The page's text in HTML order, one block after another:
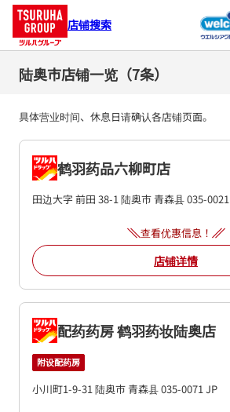
店铺搜索
陆奥市店铺一览（7条）
具体营业时间、休息日请确认各店铺页面。
鹤羽药品六柳町店
田边大字 前田 38-1陆奥市青森县035-0021
查看优惠信息！
店铺详情
配药药房 鹤羽药妆陆奥店
附设配药房
小川町1-9-31 陆奥市青森县035-0071 JP